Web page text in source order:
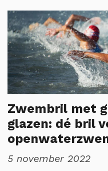
Zwembril met
glazen: dé bril
5 november 2022